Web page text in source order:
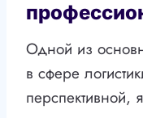
Одной из
в сфере
перспективной,